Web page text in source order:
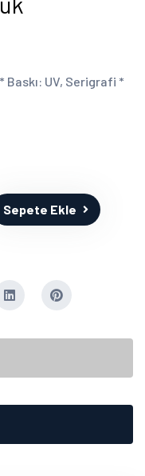
Baskı: UV, Serigrafi *
Sepete Ekle